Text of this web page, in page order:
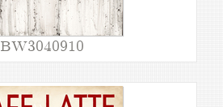
BW3040910